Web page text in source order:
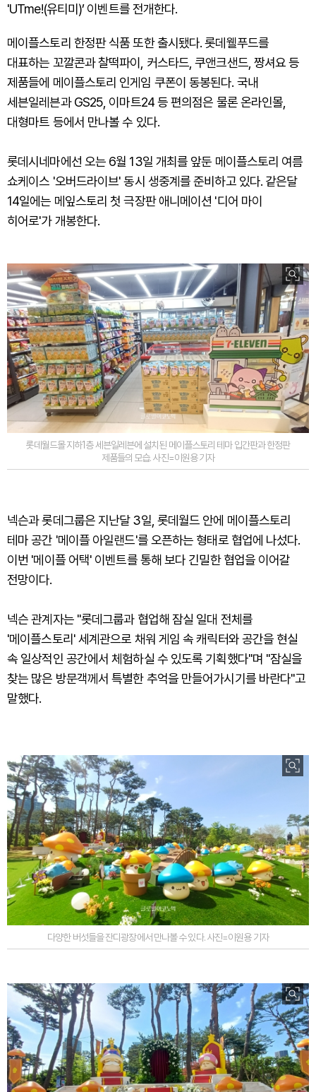
'UTme!(유티미)’ 이벤트를 전개한다.
메이플스토리 한정판 식품 또한 출시됐다. 롯데웰푸드를
대표하는 꼬깔콘과 찰떡파이, 커스타드, 쿠앤크샌드, 짱셔요 등
제품들에 메이플스토리 인게임 쿠폰이 동봉된다. 국내
세븐일레븐과 GS25, 이마트24 등 편의점은 물론 온라인몰,
대형마트 등에서 만나볼 수 있다.
롯데시네마에선 오는 6월 13일 개최를 앞둔 메이플스토리 여름
쇼케이스 '오버드라이브' 동시 생중계를 준비하고 있다. 같은달
14일에는 메잎스토리 첫 극장판 애니메이션 '디어 마이
히어로'가 개봉한다.
롯데월드몰 지하1층 세븐일레븐에 설치된 메이플스토리 테마 입간판과 한정판
제품들의 모습. 사진=이원용 기자
넥슨과 롯데그룹은 지난달 3일, 롯데월드 안에 메이플스토리
테마 공간 '메이플 아일랜드'를 오픈하는 형태로 협업에 나섰다.
이번 '메이플 어택' 이벤트를 통해 보다 긴밀한 협업을 이어갈
전망이다.
넥슨 관계자는 "롯데그룹과 협업해 잠실 일대 전체를
'메이플스토리' 세계관으로 채워 게임 속 캐릭터와 공간을 현실
속 일상적인 공간에서 체험하실 수 있도록 기획했다"며 "잠실을
찾는 많은 방문객께서 특별한 추억을 만들어가시기를 바란다"고
말했다.
다양한 버섯들을 잔디광장에서 만나볼 수 있다. 사진=이원용 기자